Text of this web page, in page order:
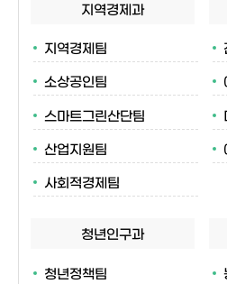
지역경제과
지역경제팀
소상공인팀
스마트그린산단팀
산업지원팀
사회적경제팀
청년인구과
청년정책팀